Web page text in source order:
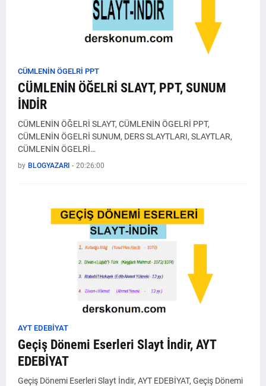
CÜMLENİN ÖGELRİ PPT
CÜMLENİN ÖĞELRİ SLAYT, PPT, SUNUM
İNDİR
CÜMLENİN ÖĞELRİ SLAYT, CÜMLENİN ÖGELRİ PPT,
CÜMLENİN ÖGELRİ SUNUM, DERS SLAYTLARI, SLAYTLAR,
CÜMLENİN ÖGELRİ…
by BLOGYAZARI - 20:26:00
AYT EDEBİYAT
Geçiş Dönemi Eserleri Slayt İndir, AYT
EDEBİYAT
Geçiş Dönemi Eserleri Slayt İndir, AYT EDEBİYAT, Geçiş Dönemi